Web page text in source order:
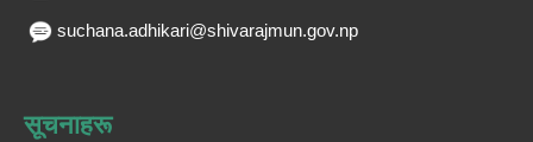
suchana.adhikari@shivarajmun.gov.np
सूचनाहरू